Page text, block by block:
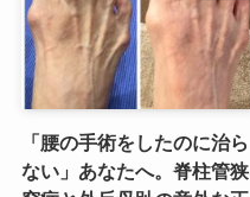
「腰の手術をしたのに治ら
ない」あなたへ。脊柱管狭